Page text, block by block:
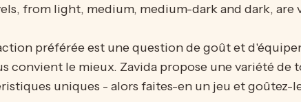
préférée est une question de goût et
convient le mieux. Zavida propose une variété de
uniques - alors faites-en un jeu et goûtez-